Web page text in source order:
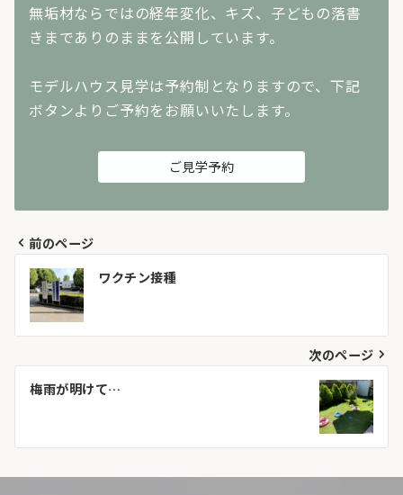
無垢材ならではの経年変化、キズ、子どもの落書
きまでありのままを公開しています。
モデルハウス見学は予約制となりますので、下記
ボタンよりご予約をお願いいたします。
ご見学予約
投
稿
ナ
ビ
ゲ
前のページ
ワクチン接種
次のページ
梅雨が明けて…